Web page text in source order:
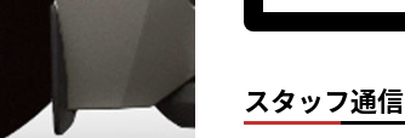
スタッフ通信